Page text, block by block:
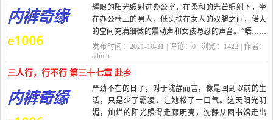
耀眼的阳光照射进办公室，在柔和的光芒照射下，坐
在办公椅上的男人，低头扶在女人的双腿之间，偌大
的空间充满细微的震动声和女孩隐忍的声音。“唔……
老师……...
发布时间：2021-10-31 | 评论：0 | 浏览： 1422 | 作者：
admin
三人行，行不行 第三十七章 赴乡
严劲不在的日子，对于沈静而言，像是回到以前的生
活，只是少了霸凌，让她松了一口气。这天阳光明
媚，灿烂的阳光照得走廊明亮，沈静从图书馆走出